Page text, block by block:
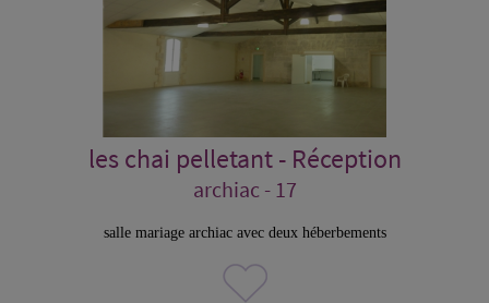
les chai pelletant - Réception
archiac - 17
salle mariage archiac avec deux héberbements